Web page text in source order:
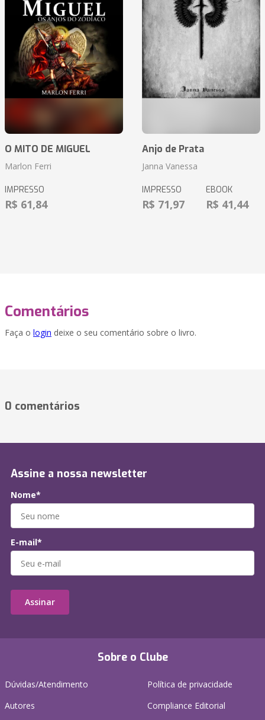
O MITO DE MIGUEL
Marlon Ferri
IMPRESSO
R$ 61,84
Anjo de Prata
Janna Vanessa
IMPRESSO
R$ 71,97
EBOOK
R$ 41,44
Comentários
Faça o login deixe o seu comentário sobre o livro.
0 comentários
Sobre o Clube
Dúvidas/Atendimento
Autores
Política de privacidade
Compliance Editorial
Assine a nossa newsletter
Nome*
E-mail*
Assinar